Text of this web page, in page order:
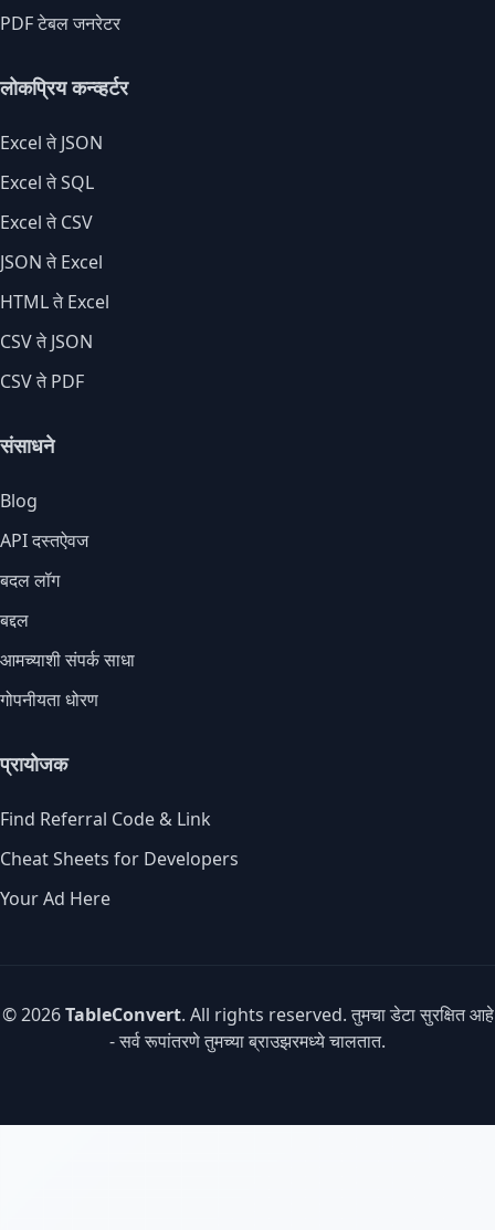
PDF टेबल जनरेटर
लोकप्रिय कन्व्हर्टर
Excel ते JSON
Excel ते SQL
Excel ते CSV
JSON ते Excel
HTML ते Excel
CSV ते JSON
CSV ते PDF
संसाधने
Blog
API दस्तऐवज
बदल लॉग
बद्दल
आमच्याशी संपर्क साधा
गोपनीयता धोरण
प्रायोजक
Find Referral Code & Link
Cheat Sheets for Developers
Your Ad Here
© 2026TableConvert. All rights reserved. तुमचा डेटा सुरक्षित आहे
- सर्व रूपांतरणे तुमच्या ब्राउझरमध्ये चालतात.